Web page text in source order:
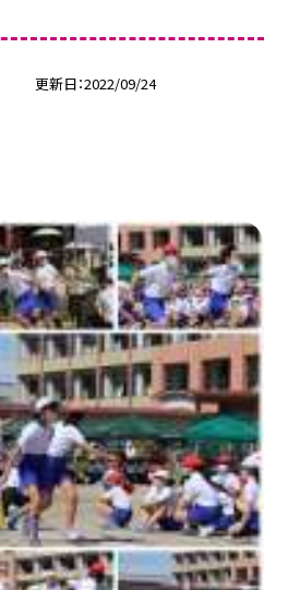
更新日 2022/09/24